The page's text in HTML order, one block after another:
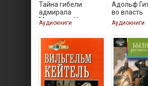
Тайна гибели
адмирала
Макарова. Новые
Аудиокниги
Адольф
во власть
Аудиокниги